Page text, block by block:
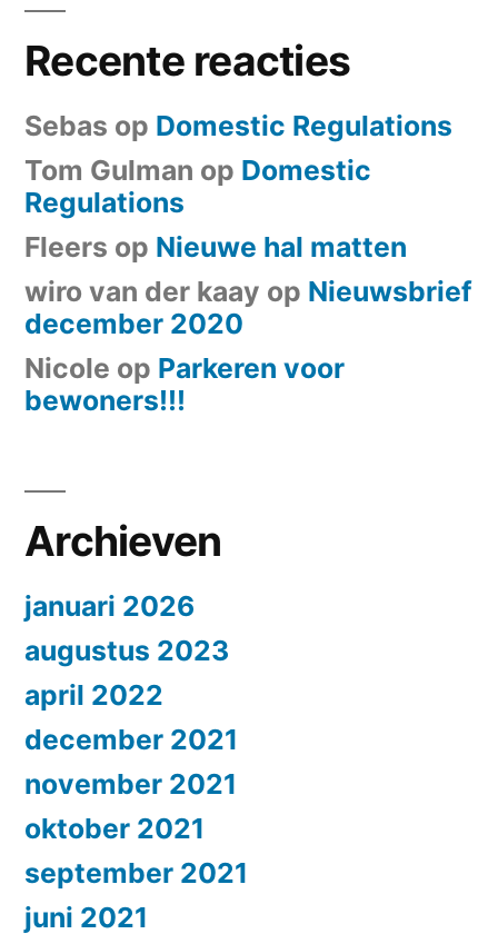
Recente reacties
Sebas op Domestic Regulations
Tom Gulman op Domestic
Regulations
Fleers op Nieuwe hal matten
wiro van der kaay op Nieuwsbrief
december 2020
Nicole op Parkeren voor
bewoners!!!
Archieven
januari 2026
augustus 2023
april 2022
december 2021
november 2021
oktober 2021
september 2021
juni 2021